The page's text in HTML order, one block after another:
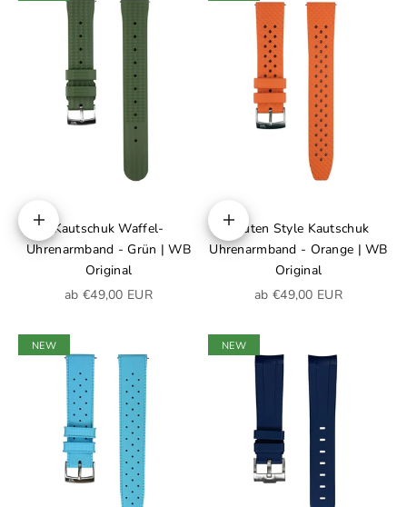
Optionen auswählen
Kautschuk Waffel-
Uhrenarmband - Grün | WB
Original
Angebot
ab €49,00 EUR
Optionen auswählen
Rauten Style Kautschuk
Uhrenarmband - Orange | WB
Original
Angebot
ab €49,00 EUR
NEW NEW